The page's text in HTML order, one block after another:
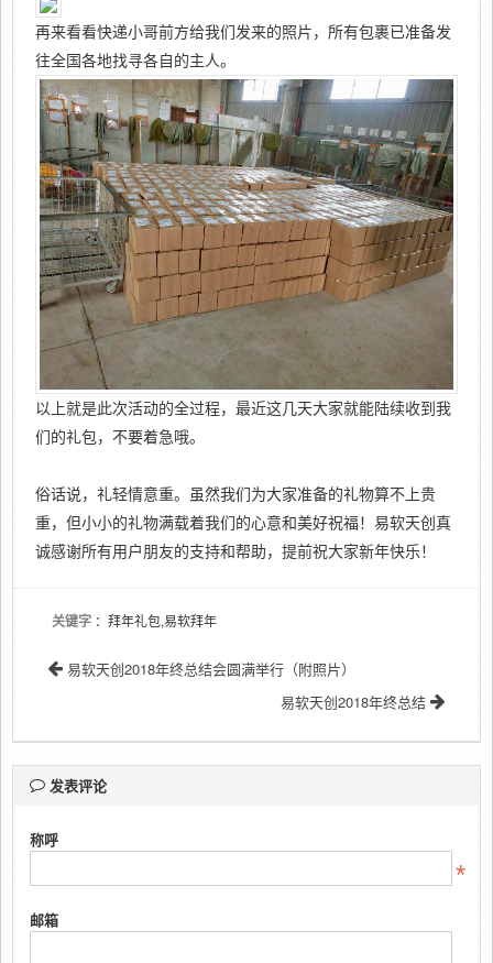
再来看看快递小哥前方给我们发来的照片，所有包裹已准备发
往全国各地找寻各自的主人。
以上就是此次活动的全过程，最近这几天大家就能陆续收到我
们的礼包，不要着急哦。
俗话说，礼轻情意重。虽然我们为大家准备的礼物算不上贵
重，但小小的礼物满载着我们的心意和美好祝福！易软天创真
诚感谢所有用户朋友的支持和帮助，提前祝大家新年快乐！
关键字 ：拜年礼包,易软拜年
易软天创2018年终总结会圆满举行（附照片）
易软天创2018年终总结
发表评论
称呼
邮箱